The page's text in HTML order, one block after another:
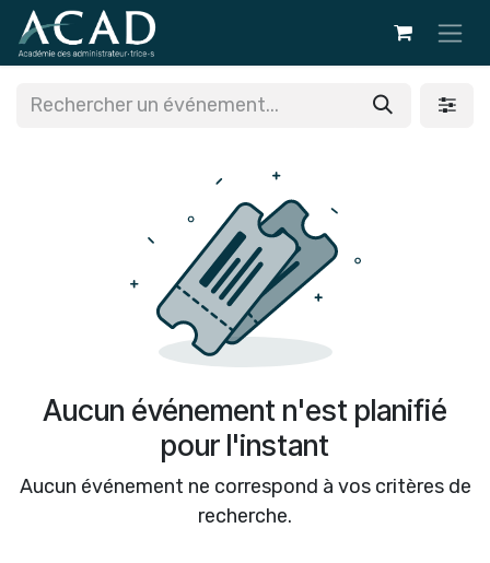
Se rendre au contenu
Aucun événement n'est planifié
pour l'instant
Aucun événement ne correspond à vos critères de
recherche.